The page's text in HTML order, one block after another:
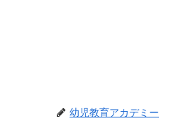
幼児教育アカデミー